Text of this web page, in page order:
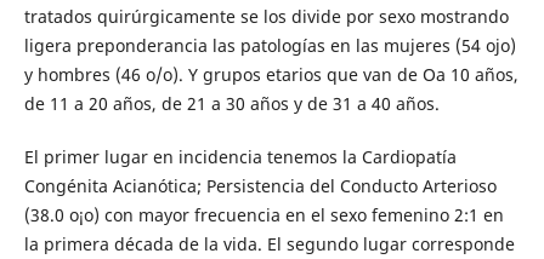
tratados quirúrgicamente se los divide por sexo mostrando
ligera preponderancia las patologías en las mujeres (54 ojo)
y hombres (46 o/o). Y grupos etarios que van de Oa 10 años,
de 11 a 20 años, de 21 a 30 años y de 31 a 40 años.
El primer lugar en incidencia tenemos la Cardiopatía
Congénita Acianótica; Persistencia del Conducto Arterioso
(38.0 o¡o) con mayor frecuencia en el sexo femenino 2:1 en
la primera década de la vida. El segundo lugar corresponde